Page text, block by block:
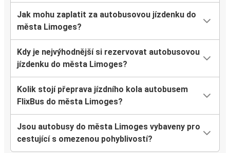
Jak mohu zaplatit za autobusovou jízdenku do
města Limoges?
Kdy je nejvýhodnější si rezervovat autobusovou
jízdenku do města Limoges?
Kolik stojí přeprava jízdního kola autobusem
FlixBus do města Limoges?
Jsou autobusy do města Limoges vybaveny pro
cestující s omezenou pohyblivostí?